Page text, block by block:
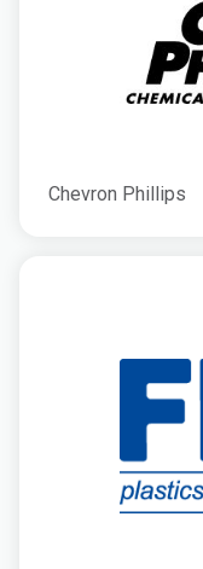
Chevron Phillips